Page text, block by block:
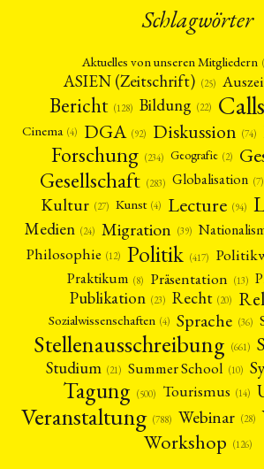
Schlagwörter
Aktuelles von unseren Mitgliedern
ASIEN (Zeitschrift) (25)
Bericht (128) Bildung (22)
Cinema (4) DGA (92) Diskussion (74)
Forschung (234) Geografie (2)
Gesellschaft (283) Globalisation (7)
Kultur (27) Kunst (4) Lecture (94)
Medien (24) Migration (39)
Philosophie (12) Politik (417)
Praktikum (8) Präsentation (13)
Publikation (23) Recht (20)
Sozialwissenschaften (4) Sprache (36)
Stellenausschreibung (661)
Studium (21) Summer School (10)
Tagung (500) Tourismus (14)
Veranstaltung (788) Webinar (28)
Workshop (126)